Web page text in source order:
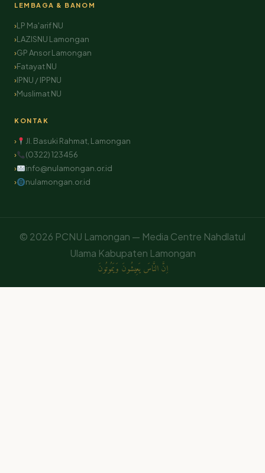
LEMBAGA & BANOM
LP Ma'arif NU
LAZISNU Lamongan
GP Ansor Lamongan
Fatayat NU
IPNU / IPPNU
Muslimat NU
KONTAK
Jl. Basuki Rahmat, Lamongan
(0322) 123456
info@nulamongan.or.id
nulamongan.or.id
© 2026 PCNU Lamongan — Media Centre Nahdlatul
Ulama Kabupaten Lamongan
اِنَّ النَّاسَ يَعِيشُونَ وَيَمُوتُونَ